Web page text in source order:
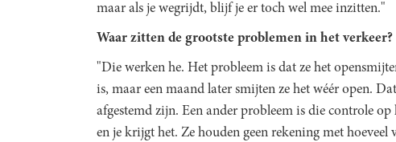
maar als je wegrijdt, blijf je er toch wel mee inzitten."
Waar zitten de grootste problemen in het verkeer?
"Die werken he. Het probleem is dat ze het
is, maar een maand later smijten ze het wéér open.
afgestemd zijn. Een ander probleem is die controle op
en je krijgt het. Ze houden geen rekening met hoeveel